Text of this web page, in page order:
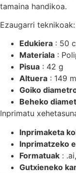
tamaina handikoa.
Ezaugarri teknikoak:
Edukiera : 50
Materiala :
Pisua : 42 g
Altuera : 149
Goiko
Beheko
Inprimatu
Inprimaketa
Inprimatzeko
Formatuak :
Gutxieneko